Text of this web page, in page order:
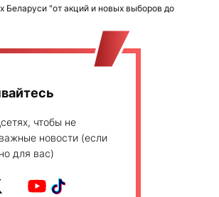
Беларуси "от акций и новых выборов до
чтобы не
новости (если
для вас)